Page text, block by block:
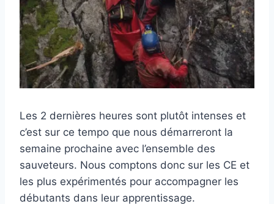
Les 2 dernières heures sont plutôt intenses et
c’est sur ce tempo que nous démarreront la
semaine prochaine avec l’ensemble des
sauveteurs. Nous comptons donc sur les CE et
les plus expérimentés pour accompagner les
débutants dans leur apprentissage.